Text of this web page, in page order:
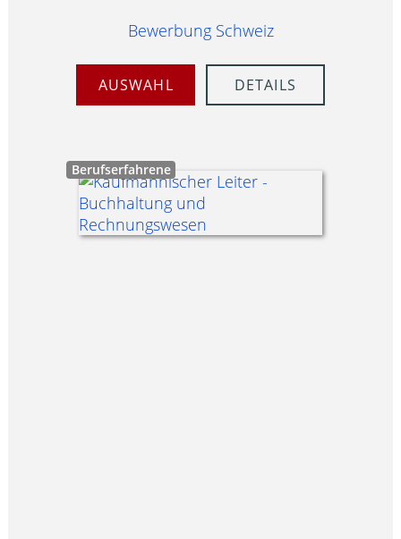
Bewerbung Schweiz
AUSWAHL DETAILS
Berufserfahrene